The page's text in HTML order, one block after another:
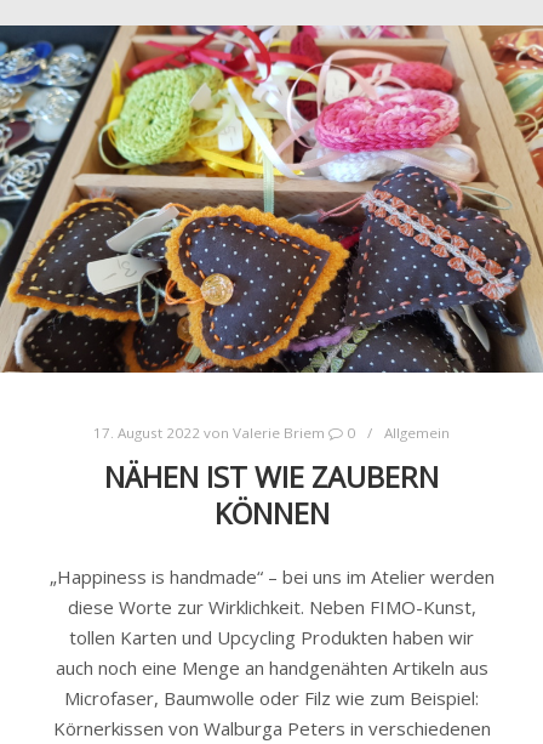
17. August 2022 von Valerie Briem 0 Allgemein
NÄHEN IST WIE ZAUBERN
KÖNNEN
„Happiness is handmade“ – bei uns im Atelier werden
diese Worte zur Wirklichkeit. Neben FIMO-Kunst,
tollen Karten und Upcycling Produkten haben wir
auch noch eine Menge an handgenähten Artikeln aus
Microfaser, Baumwolle oder Filz wie zum Beispiel:
Körnerkissen von Walburga Peters in verschiedenen